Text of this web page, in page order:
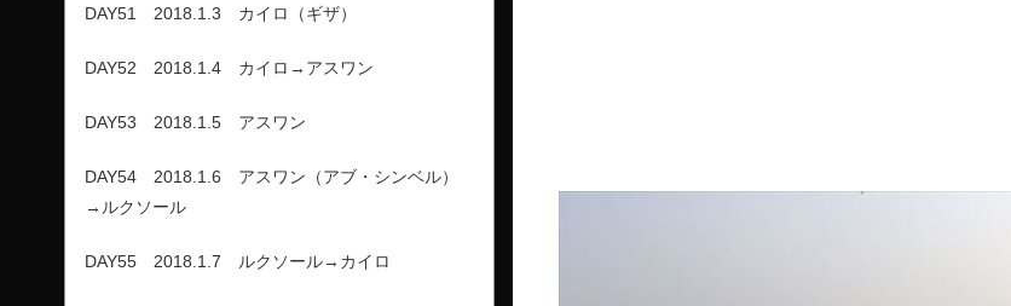
DAY51 2018.1.3 カイロ（ギザ）
DAY52 2018.1.4 カイロ→アスワン
DAY53 2018.1.5 アスワン
DAY54 2018.1.6 アスワン（アブ・シンベル）
→ルクソール
DAY55 2018.1.7 ルクソール→カイロ